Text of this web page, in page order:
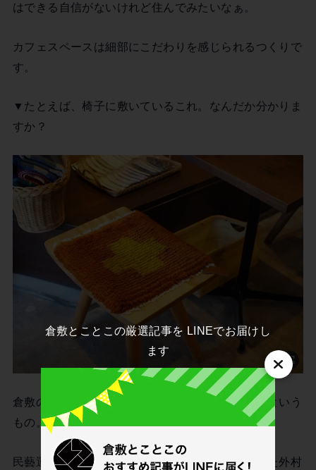
はできる自信がないけれど住んでみたいなぁ。
カフェスペースは細部にこだわりを感じられるつくりで
す。
▼たとえば、椅子に敷いているこれ。なんだか分かりま
すか？
倉敷の手織り技法のひとつ「 倉敷ノッティング」という
もの。
民藝運動を熱心にし、倉敷民藝館初代館長を務めた外村
倉敷とことこの厳選記事を LINEでお届けし
ます